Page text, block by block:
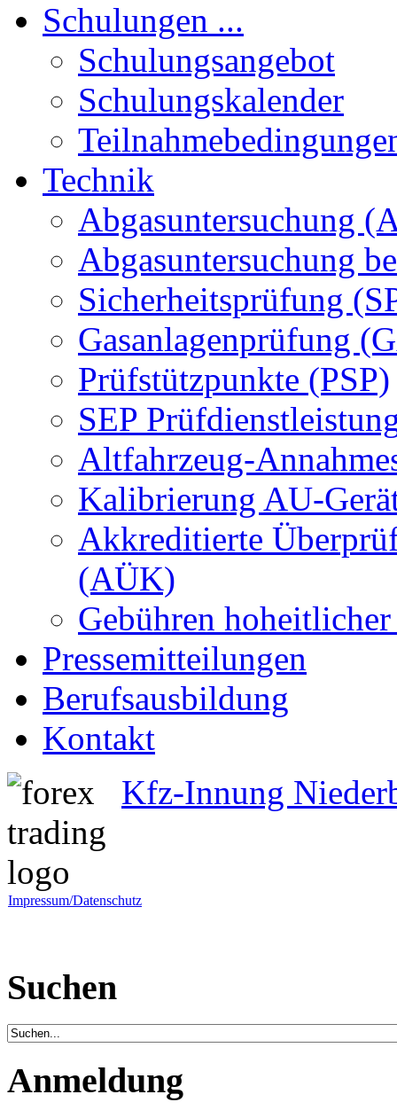
Schulungen ...
Schulungsangebot
Schulungskalender
Technik
Abgasuntersuchung
Abgasuntersuchung
Sicherheitsprüfung
Gasanlagenprüfung
Prüfstützpunkte (PSP)
SEP
Altfahrzeug-
Kalibrierung AU-
Akkreditierte
(AÜK)
Gebühren
Pressemitteilungen
Berufsausbildung
Kontakt
Kfz-Innung
Impressum/Datenschutz
Suchen
Anmeldung